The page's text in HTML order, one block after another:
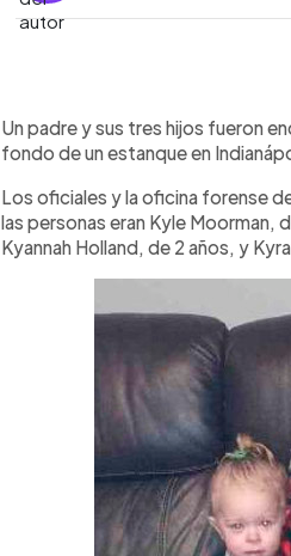
Escuchar artículo
Un padre y sus tres hijos fueron
fondo de un estanque en
Los oficiales y la oficina forense
las personas eran Kyle Moorman,
Kyannah Holland, de 2 años, y